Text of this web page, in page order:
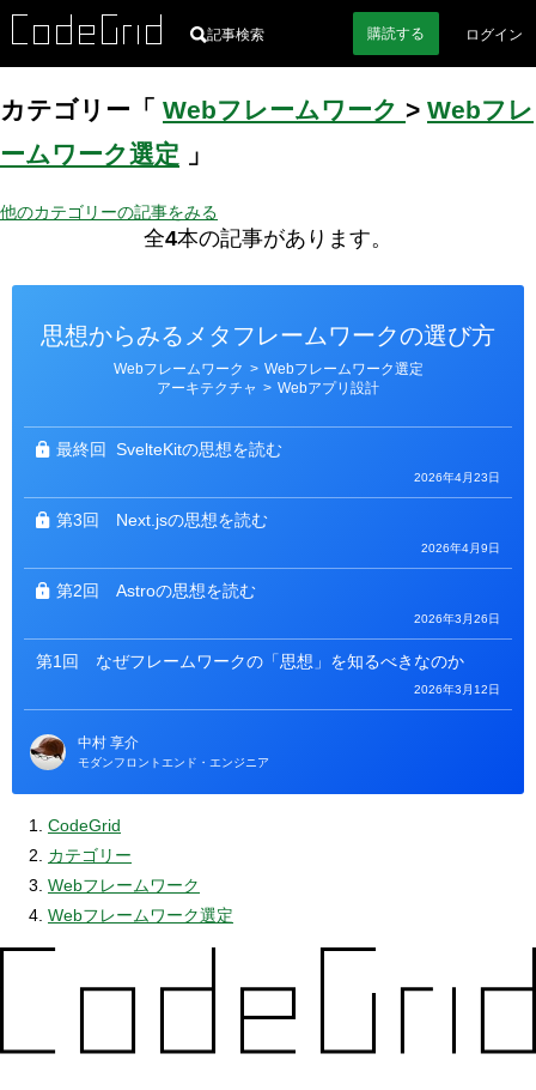
記事検索 購読する ログイン
カテゴリー「 Webフレームワーク > Webフレ
ームワーク選定 」
他のカテゴリーの記事をみる
全4本の記事があります。
思想からみるメタフレームワークの選び方
ー
Webフレームワーク > Webフレームワーク選定
アーキテクチャ > Webアプリ設計
最終回 SvelteKitの思想を読む
2026年4月23日
第3回 Next.jsの思想を読む
2026年4月9日
第2回 Astroの思想を読む
2026年3月26日
第1回 なぜフレームワークの「思想」を知るべきなのか
2026年3月12日
中村 享介
モダンフロントエンド・エンジニア
CodeGrid
カテゴリー
Webフレームワーク
Webフレームワーク選定